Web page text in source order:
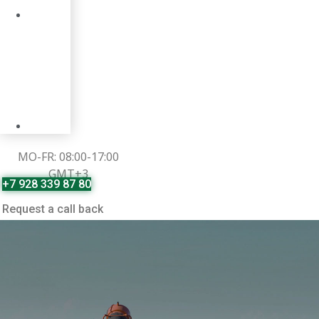
MO-FR: 08:00-17:00
GMT+3
+7 928 339 87 80
Request a call back